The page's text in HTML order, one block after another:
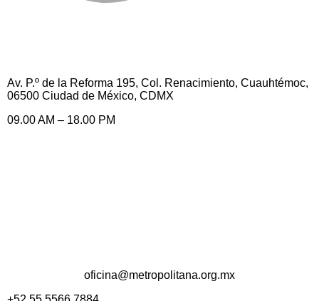
Av. P.º de la Reforma 195, Col. Renacimiento, Cuauhtémoc,
06500 Ciudad de México, CDMX
09.00 AM – 18.00 PM
oficina@metropolitana.org.mx